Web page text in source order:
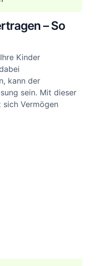
– So
Kinder
kann der
sein. Mit dieser
Vermögen